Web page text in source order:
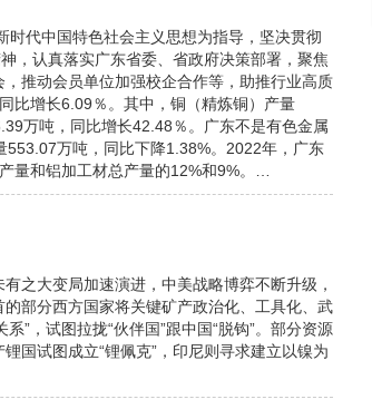
代中国特色社会主义思想为指导，坚决贯彻
，认真落实广东省委、省政府决策部署，聚焦
推动会员单位加强校企合作等，助推行业高质
比增长6.09％。其中，铜（精炼铜）产量
万吨，同比增长42.48％。广东不是有色金属
万吨，同比下降1.38%。2022年，广东
量和铝加工材总产量的12%和9%。…
之大变局加速演进，中美战略博弈不断升级，
部分西方国家将关键矿产政治化、工具化、武
”，试图拉拢“伙伴国”跟中国“脱钩”。部分资源
国试图成立“锂佩克”，印尼则寻求建立以镍为